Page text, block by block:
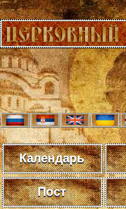
Календарь
Пост